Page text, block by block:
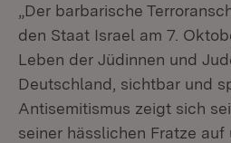
„Der barbarische
den Staat Israel am 7.
Leben der Jüdinnen und
Deutschland, sichtbar und
Antisemitismus zeigt sich
seiner hässlichen Fratze auf